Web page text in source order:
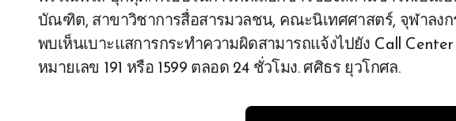
บัณฑิต, สาขาวิชาการสื่อสารมวลชน, คณะนิเทศศาสตร์, จุฬาลง
พบเห็นเบาะแสการกระทำความผิดสามารถแจ้งไปยัง Call
หมายเลข 191 หรือ 1599 ตลอด 24 ชั่วโมง. ศศิธร ยุวโกศล.